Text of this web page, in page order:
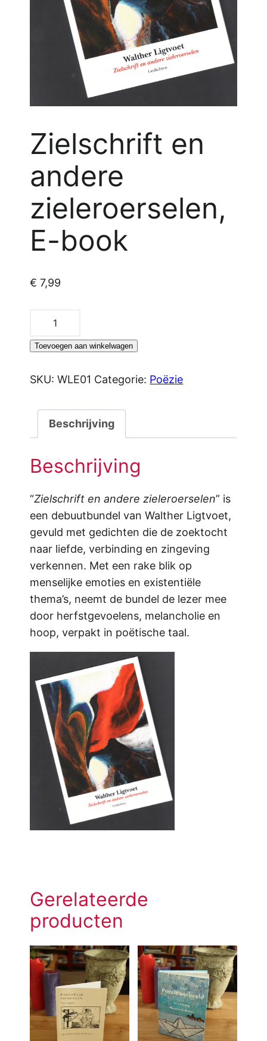
Zielschrift en
andere
zieleroerselen,
E-book
€ 7,99
Zielschrift
andere
E-
aantal
Toevoegen aan winkelwagen
SKU:WLE01 Categorie: Poëzie
Beschrijving
Beschrijving
“Zielschrift en andere zieleroerselen” is
een debuutbundel van Walther Ligtvoet,
gevuld met gedichten die de zoektocht
naar liefde, verbinding en zingeving
verkennen. Met een rake blik op
menselijke emoties en existentiële
thema’s, neemt de bundel de lezer mee
door herfstgevoelens, melancholie en
hoop, verpakt in poëtische taal.
Gerelateerde
producten